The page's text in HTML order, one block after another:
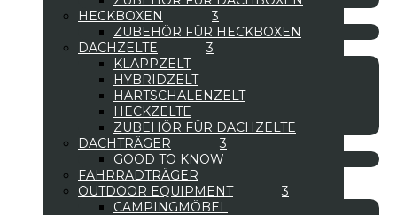
HECKBOXEN
ZUBEHÖR FÜR HECKBOXEN
DACHZELTE
KLAPPZELT
HYBRIDZELT
HARTSCHALENZELT
HECKZELTE
ZUBEHÖR FÜR DACHZELTE
DACHTRÄGER
GOOD TO KNOW
FAHRRADTRÄGER
OUTDOOR EQUIPMENT
CAMPINGMÖBEL